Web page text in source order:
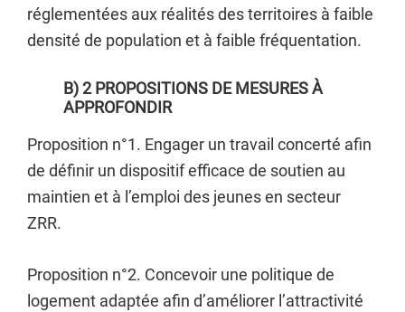
réglementées aux réalités des territoires à faible
densité de population et à faible fréquentation.
B) 2 PROPOSITIONS DE MESURES À
APPROFONDIR
Proposition n°1. Engager un travail concerté afin
de définir un dispositif efficace de soutien au
maintien et à l’emploi des jeunes en secteur
ZRR.
Proposition n°2. Concevoir une politique de
logement adaptée afin d’améliorer l’attractivité